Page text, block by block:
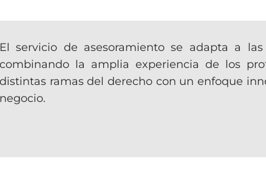
El servicio de asesoramiento se adapta a
combinando la amplia experiencia de los
distintas ramas del derecho con un enfoque
negocio.